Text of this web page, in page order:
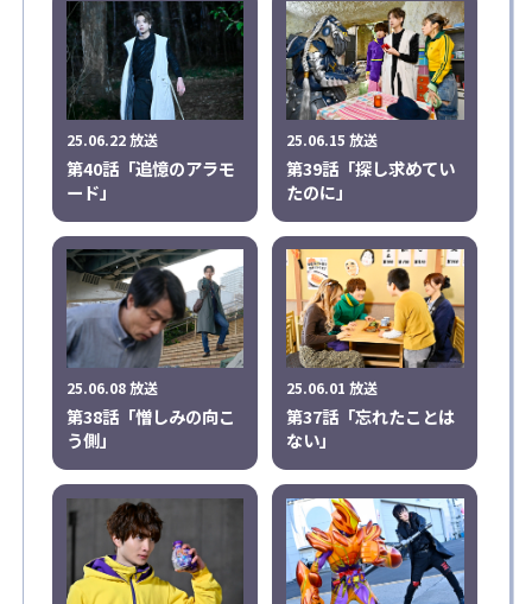
25.06.22 放送
第40話「追憶のアラモ
ード」
25.06.15 放送
第39話「探し求めてい
たのに」
25.06.08 放送
第38話「憎しみの向こ
う側」
25.06.01 放送
第37話「忘れたことは
ない」